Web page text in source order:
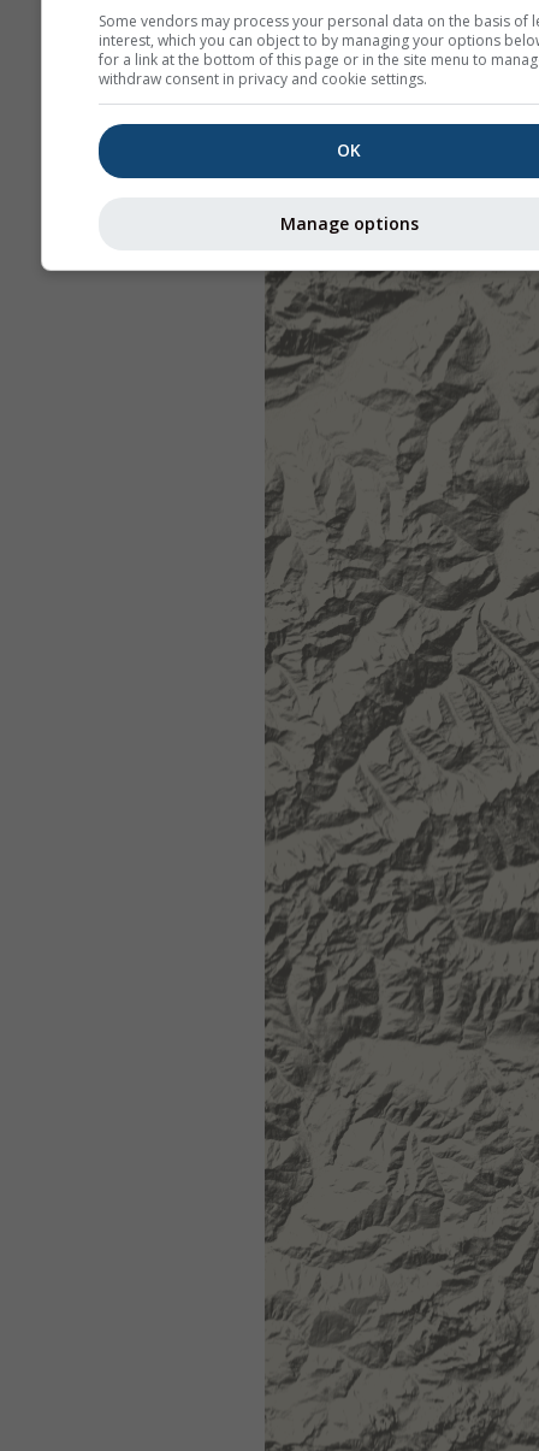
Some vendors may process your personal data on the basis of
interest, which you can object to by managing your options
for a link at the bottom of this page or in the site menu to
withdraw consent in privacy and cookie settings.
OK
Manage options